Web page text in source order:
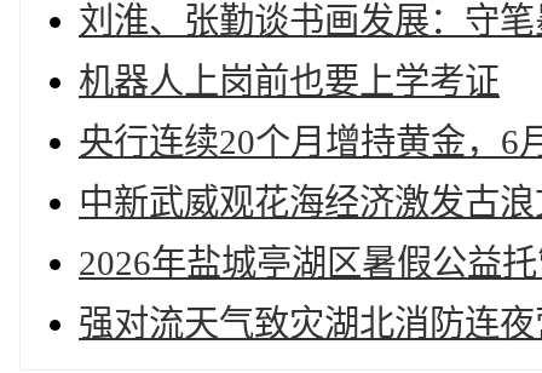
刘淮、张勤谈书画发展：守
机器人上岗前也要上学考证
央行连续20个月增持黄金，6
中新武威观花海经济激发古
2026年盐城亭湖区暑假公益
强对流天气致灾湖北消防连